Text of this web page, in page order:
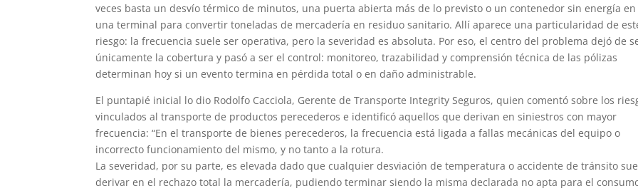
veces basta un desvío térmico de minutos, una puerta abierta más de lo previsto o un contenedor sin energía en
una terminal para convertir toneladas de mercadería en residuo sanitario. Allí aparece una particularidad de
riesgo: la frecuencia suele ser operativa, pero la severidad es absoluta. Por eso, el centro del problema dejó de
únicamente la cobertura y pasó a ser el control: monitoreo, trazabilidad y comprensión técnica de las pólizas
determinan hoy si un evento termina en pérdida total o en daño administrable.
El puntapié inicial lo dio Rodolfo Cacciola, Gerente de Transporte Integrity Seguros, quien comentó sobre los
vinculados al transporte de productos perecederos e identificó aquellos que derivan en siniestros con mayor
frecuencia: “En el transporte de bienes perecederos, la frecuencia está ligada a fallas mecánicas del equipo o
incorrecto funcionamiento del mismo, y no tanto a la rotura.
La severidad, por su parte, es elevada dado que cualquier desviación de temperatura o accidente de tránsito
derivar en el rechazo total la mercadería, pudiendo terminar siendo la misma declarada no apta para el